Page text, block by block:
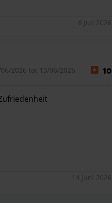
6 juli 2026
2026 tot 13/06/2026 10
14 juni 2026